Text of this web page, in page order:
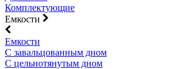
Комплектующие
Емкости
Емкости
С завальцованным дном
С цельнотянутым дном